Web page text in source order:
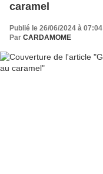
caramel
Publié le 26/06/2024 à 07:04
Par CARDAMOME